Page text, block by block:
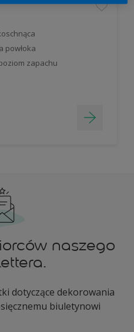
powłoka
zapachu
naszego
dotyczące dekorowania
biuletynowi